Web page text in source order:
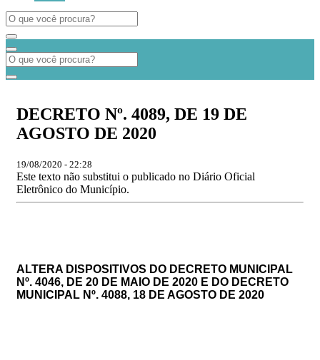
DECRETO Nº. 4089, DE 19 DE
AGOSTO DE 2020
19/08/2020 - 22:28
Este texto não substitui o publicado no Diário Oficial
Eletrônico do Município.
ALTERA DISPOSITIVOS DO DECRETO MUNICIPAL
Nº. 4046, DE 20 DE MAIO DE 2020 E DO DECRETO
MUNICIPAL Nº. 4088, 18 DE AGOSTO DE 2020